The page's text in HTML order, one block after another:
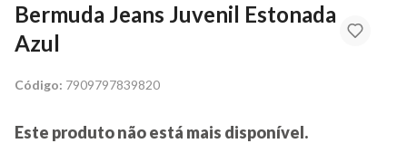
Bermuda Jeans Juvenil Estonada
Azul
Código: 7909797839820
Este produto não está mais disponível.